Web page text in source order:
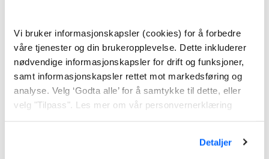
Vi bruker informasjonskapsler (cookies) for å forbedre
våre tjenester og din brukeropplevelse. Dette inkluderer
nødvendige informasjonskapsler for drift og funksjoner,
samt informasjonskapsler rettet mot markedsføring og
analyse. Velg ‘Godta alle’ for å samtykke til dette, eller
velg "Tilpass". Les mer om vår personvernerklæring
Detaljer
dere også bruke spesialfiltre. Når du har sjekket begge
stedene og har gjort rent, er det bare å sette i
strømmen igjen og vente i minst 5 minutter før du
setter den på igjen.
Hvem kan utføre